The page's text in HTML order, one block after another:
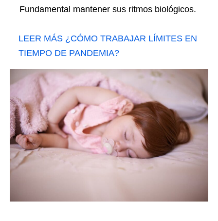
Fundamental mantener sus ritmos biológicos.
LEER MÁS ¿CÓMO TRABAJAR LÍMITES EN
TIEMPO DE PANDEMIA?